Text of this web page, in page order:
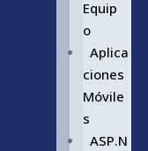
Equip
o
Aplica
ciones
Móvile
s
ASP.N